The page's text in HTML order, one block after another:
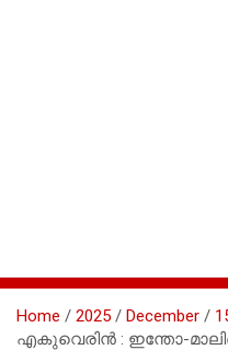
Home 2025 December
എകുവെരിൻ : ഇന്തോ-